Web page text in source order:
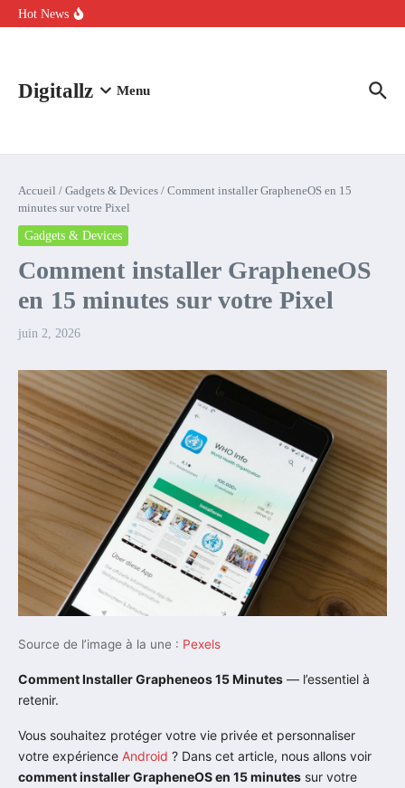
Aller au contenu
Hot News
Comment l’IA simplifie la data de caisse pour la transformer en
Digitallz Menu
Accueil / Gadgets & Devices / Comment installer GrapheneOS en 15
minutes sur votre Pixel
Gadgets & Devices
Comment installer GrapheneOS
en 15 minutes sur votre Pixel
juin 2, 2026
Source de l’image à la une : Pexels
Comment Installer Grapheneos 15 Minutes — l’essentiel à
retenir.
Vous souhaitez protéger votre vie privée et personnaliser
votre expérience Android ? Dans cet article, nous allons voir
comment installer GrapheneOS en 15 minutes sur votre